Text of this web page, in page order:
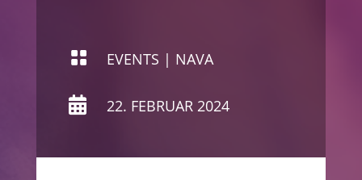
 EVENTS | NAVA
 22. FEBRUAR 2024